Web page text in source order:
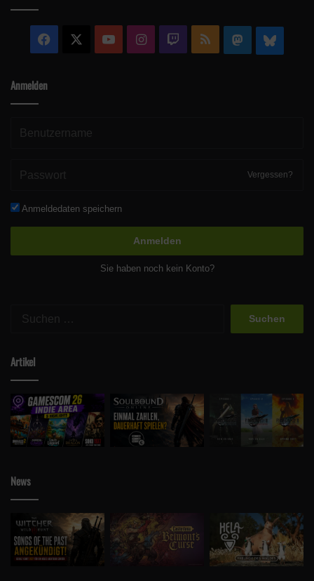
Facebook YouTubeInstagram
Twitch RSS Mastodon
Anmelden
Vergessen?
Anmeldedaten speichern
Anmelden
Sie haben noch kein Konto?
Artikel
News